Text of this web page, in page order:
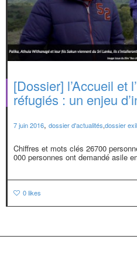
[Dossier] l’Accueil et
réfugiés : un enjeu
7 juin 2016, dossier d'actualités,dossier
Chiffres et mots clés 26700
000 personnes ont demandé asile
0likes